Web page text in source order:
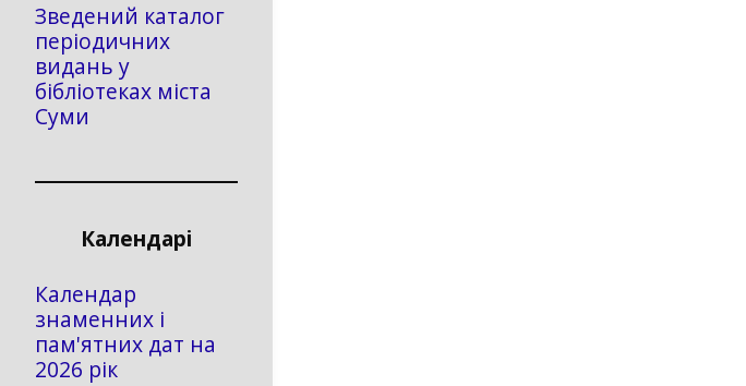
Зведений каталог
періодичних
видань у
бібліотеках міста
Суми
Календарі
Календар
знаменних і
пам'ятних дат на
2026 рік